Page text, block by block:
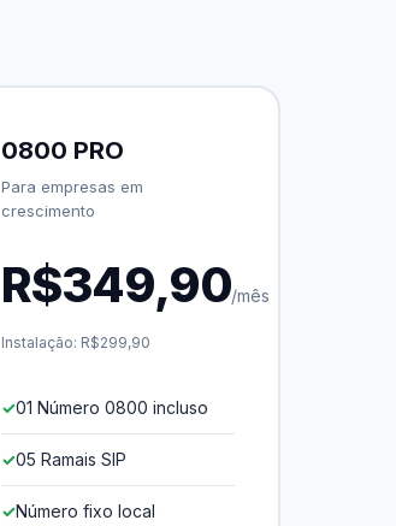
0800 PRO
Para empresas em
crescimento
R$349,90/mês
Instalação: R$299,90
01 Número 0800 incluso
05 Ramais SIP
Número fixo local